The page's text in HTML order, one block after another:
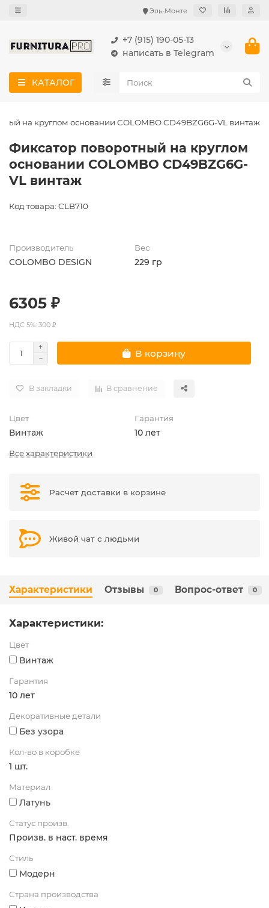
Эль-Монте
+7 (915) 190-05-13
написать в Telegram
КАТАЛОГ
на круглом основании COLOMBO CD49BZG6G-VL винтаж
Фиксатор поворотный на круглом
основании COLOMBO CD49BZG6G-
VL винтаж
Код товара: CLB710
Производитель
COLOMBO DESIGN
Вес
229 гр
6305 ₽
НДС 5%: 300 ₽
В корзину
В закладки В сравнение
Цвет
Винтаж
Гарантия
10 лет
Все характеристики
Расчет доставки в корзине
Живой чат с людьми
Характеристики Отзывы 0 Вопрос-ответ 0
Характеристики:
Цвет
Винтаж
Гарантия
10 лет
Декоративные детали
Без узора
Кол-во в коробке
1 шт.
Материал
Латунь
Статус произв.
Произв. в наст. время
Стиль
Модерн
Страна производства